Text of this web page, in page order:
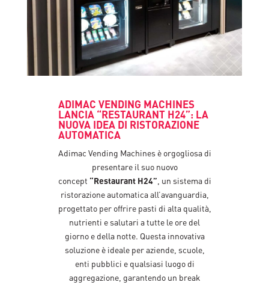
ADIMAC VENDING MACHINES
LANCIA “RESTAURANT H24”: LA
NUOVA IDEA DI RISTORAZIONE
AUTOMATICA
Adimac Vending Machines è orgogliosa di
presentare il suo nuovo
concept “Restaurant H24” , un sistema di
ristorazione automatica all’avanguardia,
progettato per offrire pasti di alta qualità,
nutrienti e salutari a tutte le ore del
giorno e della notte. Questa innovativa
soluzione è ideale per aziende, scuole,
enti pubblici e qualsiasi luogo di
aggregazione, garantendo un break